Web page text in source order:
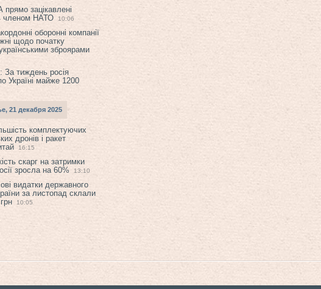
зацікавлені
членом НАТО
10:06
оборонні компанії
щодо початку
зброярами
За тиждень росія
Україні майже 1200
21 декабря 2025
комплектуючих
дронів і ракет
16:15
скарг на затримки
зросла на 60%
13:10
видатки державного
за листопад склали
10:05